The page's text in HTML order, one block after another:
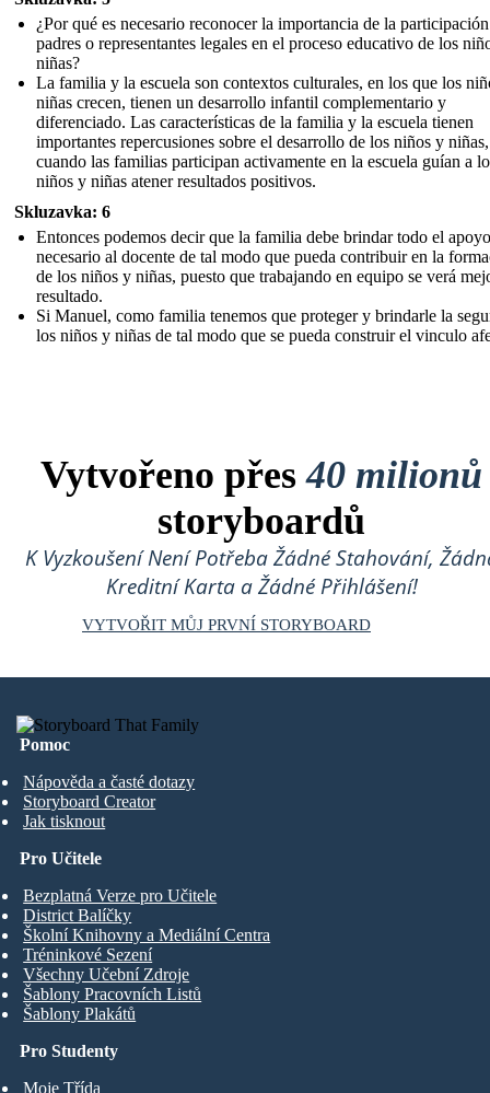
¿Por qué es necesario reconocer la importancia de la
padres o representantes legales en el proceso educativo de los
niñas?
La familia y la escuela son contextos culturales, en los que los
niñas crecen, tienen un desarrollo infantil complementario y
diferenciado. Las características de la familia y la escuela tienen
importantes repercusiones sobre el desarrollo de los niños y niñas,
cuando las familias participan activamente en la escuela guían a
niños y niñas atener resultados positivos.
Skluzavka: 6
Entonces podemos decir que la familia debe brindar todo el apoyo
necesario al docente de tal modo que pueda contribuir en la
de los niños y niñas, puesto que trabajando en equipo se verá
resultado.
Si Manuel, como familia tenemos que proteger y brindarle la
los niños y niñas de tal modo que se pueda construir el vinculo
Vytvořeno přes40 milionů
storyboardů
K Vyzkoušení Není Potřeba Žádné Stahování,
Kreditní Karta a Žádné Přihlášení!
VYTVOŘIT MŮJ PRVNÍ STORYBOARD
Pomoc
Nápověda a časté dotazy
Storyboard Creator
Jak tisknout
Pro Studenty
Moje Třída
Pro Učitele
Bezplatná Verze pro Učitele
District Balíčky
Školní Knihovny a Mediální Centra
Tréninkové Sezení
Všechny Učební Zdroje
Šablony Pracovních Listů
Šablony Plakátů